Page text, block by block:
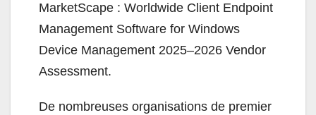
MarketScape : Worldwide Client Endpoint
Management Software for Windows
Device Management 2025–2026 Vendor
Assessment.
De nombreuses organisations de premier